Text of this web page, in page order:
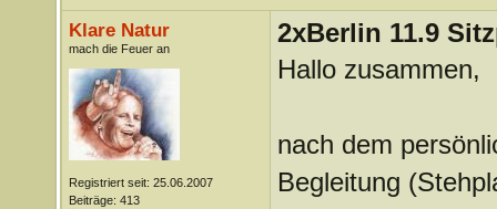
Klare Natur
mach die Feuer an
Registriert seit: 25.06.2007
Beiträge: 413
2xBerlin 11.9
Hallo zusammen,
nach dem
Begleitung